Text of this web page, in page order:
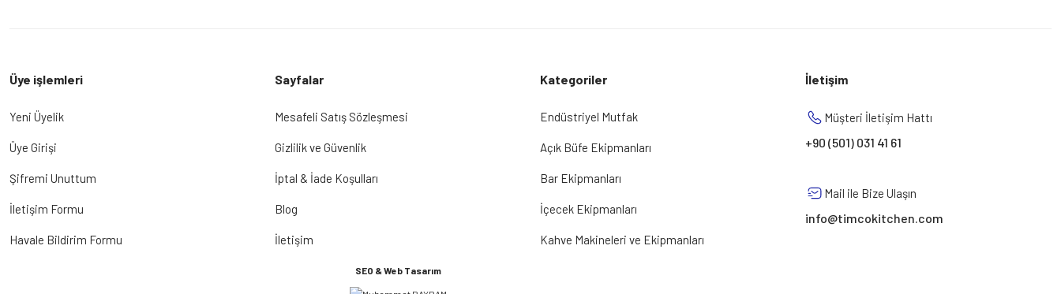
Üye işlemleri
Yeni Üyelik
Üye Girişi
Şifremi Unuttum
İletişim Formu
Havale Bildirim Formu
Sayfalar
Mesafeli Satış Sözleşmesi
Gizlilik ve Güvenlik
İptal & İade Koşulları
Blog
İletişim
Kategoriler
Endüstriyel Mutfak
Açık Büfe Ekipmanları
Bar Ekipmanları
İçecek Ekipmanları
Kahve Makineleri ve Ekipmanları
SEO & Web Tasarım
İletişim
Müşteri İletişim Hattı
+90 (501) 031 41 61
Mail ile Bize Ulaşın
info@timcokitchen.com